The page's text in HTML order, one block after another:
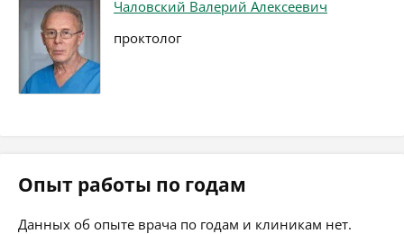
Чаловский Валерий Алексеевич
проктолог
Опыт работы по годам
Данных об опыте врача по годам и клиникам нет.